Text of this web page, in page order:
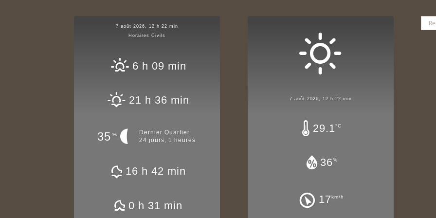
7 août 2026, 12 h 22 min
Horaires Civils
6 h 09 min
21 h 36 min
35 %
Dernier Quartier
24 jours, 1 heures
16 h 42 min
0 h 31 min
7 août 2026, 12 h 22 min
29.1°C
36%
17km/h